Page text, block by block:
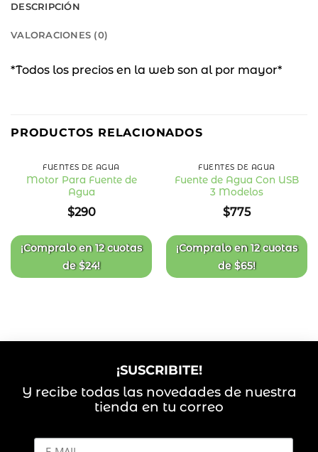
DESCRIPCIÓN
VALORACIONES (0)
*Todos los precios en la web son al por mayor*
PRODUCTOS RELACIONADOS
FUENTES DE AGUA
Motor Para Fuente de
Agua
$290
¡Compralo en12 cuotas
de$24!
FUENTES DE AGUA
Fuente de Agua Con USB
3 Modelos
$775
¡Compralo en12 cuotas
de$65!
¡SUSCRIBITE!
Y recibe todas las novedades de nuestra
tienda en tu correo